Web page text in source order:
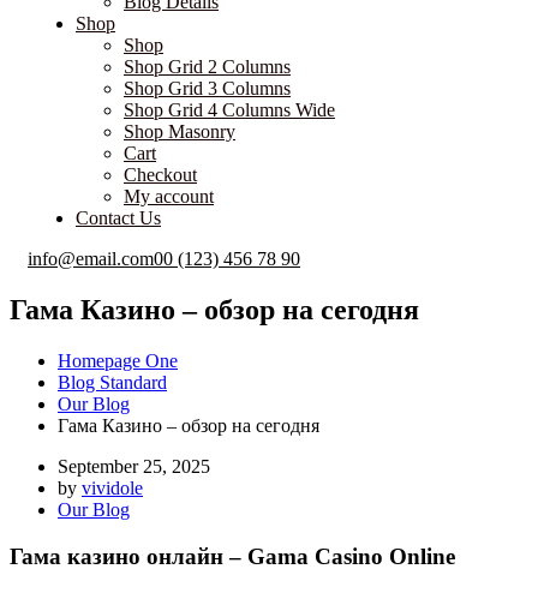
Shop
Shop
Shop Grid 2 Columns
Shop Grid 3 Columns
Shop Grid 4 Columns Wide
Shop Masonry
Cart
Checkout
My account
Contact Us
info@email.com00 (123) 456 78 90
Гама Казино – обзор на сегодня
Homepage One
Blog Standard
Our Blog
Гама Казино – обзор на сегодня
September 25, 2025
by vividole
Our Blog
Гама казино онлайн – Gama Casino Online